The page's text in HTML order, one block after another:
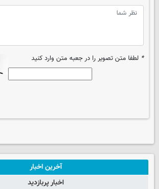
* لطفا متن تصویر را در جعبه متن وارد کنید
آخرین اخبار
اخبار پربازدید